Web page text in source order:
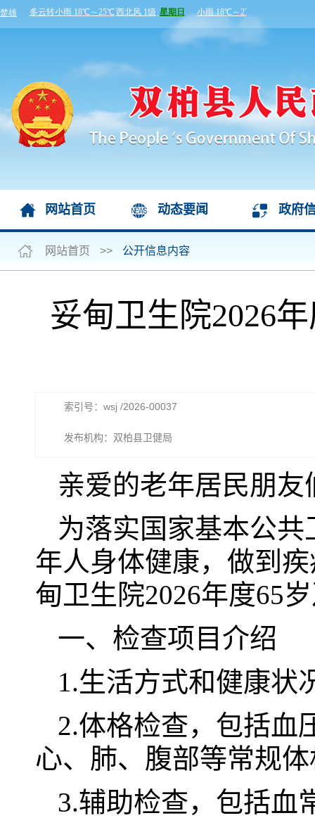
网站首页 动态要闻 政府
网站首页 >> 公开信息内容
妥甸卫生院2026
索引号：wsj /2026-00037
发布机构：双柏县卫健局
亲爱的老年居民朋友
为落实国家基本公
年人身体健康，做到
甸卫生院2026年度65
一、检查项目介绍
1.生活方式和健康状
2.体格检查，包括血
心、肺、腹部等常规
3.辅助检查，包括血